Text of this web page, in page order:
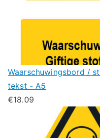
Waarschuwingsbord /
tekst - A5
€18.09